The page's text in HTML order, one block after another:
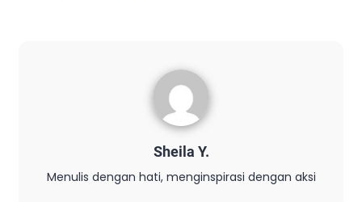
Sheila Y.
Menulis dengan hati, menginspirasi dengan aksi